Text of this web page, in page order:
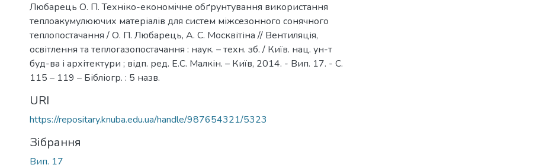
Любарець О. П. Техніко-економічне обґрунтування використання
теплоакумулюючих матеріалів для систем міжсезонного сонячного
теплопостачання / О. П. Любарець, А. С. Москвітіна // Вентиляція,
освітлення та теплогазопостачання : наук. – техн. зб. / Київ. нац. ун-т
буд-ва і архітектури ; відп. ред. Е.С. Малкін. – Київ, 2014. - Вип. 17. - С.
115 – 119 – Бібліогр. : 5 назв.
URI
https://repositary.knuba.edu.ua/handle/987654321/5323
Зібрання
Вип. 17